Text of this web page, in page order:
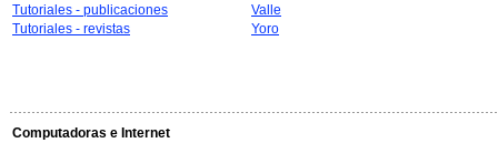
Tutoriales - publicaciones
Tutoriales - revistas
Valle
Yoro
Computadoras e Internet